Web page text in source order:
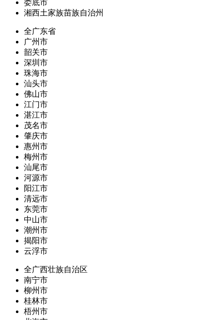
娄底市
湘西土家族苗族自治州
全广东省
广州市
韶关市
深圳市
珠海市
汕头市
佛山市
江门市
湛江市
茂名市
肇庆市
惠州市
梅州市
汕尾市
河源市
阳江市
清远市
东莞市
中山市
潮州市
揭阳市
云浮市
全广西壮族自治区
南宁市
柳州市
桂林市
梧州市